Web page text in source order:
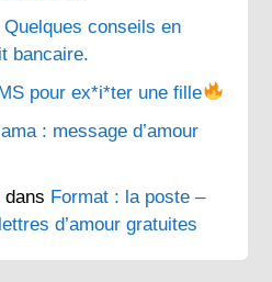
Quelques conseils en
bancaire.
pour ex*i*ter une fille
: message d’amour
dans Format : la poste –
d’amour gratuites